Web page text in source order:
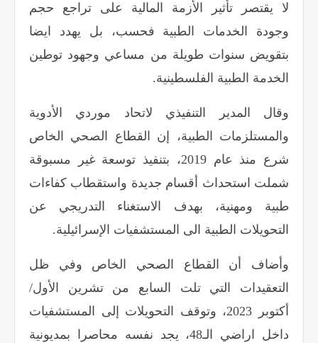
لا يقتصر تأثير الأزمة المالية على تراجع حجم
وجودة الخدمات الطبية فحسب، بل يهدد ايضا
بتقويض سنوات طويلة من مساعي وجهود توطين
الخدمة الطبية الفلسطينية.
وقال المدير التنفيذي لاتحاد موردي الأدوية
والمستلزمات الطبية، إن القطاع الصحي الخاص
شرع منذ عام 2019، بتنفيذ توسعة غير مسبوقة
شملت استحداث أقسام جديدة واستقطاب كفاءات
طبية ومهنية، بهدف الاستغناء التدريجي عن
التحويلات الطبية الى المستشفيات الإسرائيلية.
وأضاف أن القطاع الصحي الخاص وفي ظل
التعقيدات التي تلت السابع من تشرين الأول/
أكتوبر 2023، وتوقف التحويلات إلى المستشفيات
داخل اراضي الـ48، يجد نفسه محاصرا بمديونية